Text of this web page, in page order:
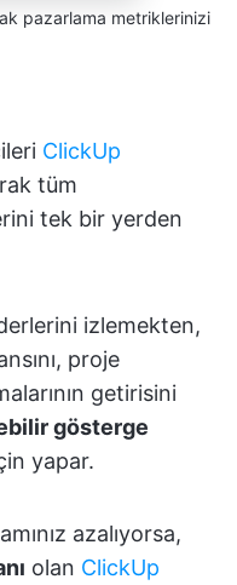
pazarlama metriklerinizi
ClickUp
tüm
tek bir yerden
izlemekten,
proje
getirisini
gösterge
yapar.
azalıyorsa,
olan ClickUp